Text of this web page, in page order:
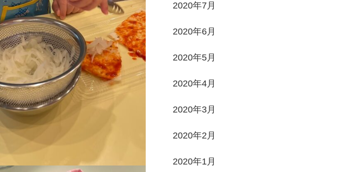
2020年7月
2020年6月
2020年5月
2020年4月
2020年3月
2020年2月
2020年1月